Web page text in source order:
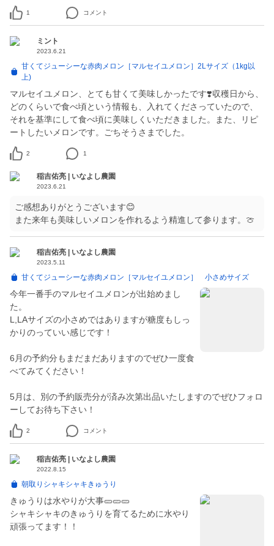
1 コメント
ミント
2023.6.21
甘くてジューシーな赤肉メロン［マルセイユメロン］2Lサイズ（1kg以
上)
マルセイユメロン、とても甘くて美味しかったです❣️収穫日から、
どのくらいで食べ頃という情報も、入れてくださっていたので、
それを基準にして食べ頃に美味しくいただきました。また、リピ
ートしたいメロンです。ごちそうさまでした。
2 1
稲吉佑亮 | いなよし農園
2023.6.21
ご感想ありがとうございます😊
また来年も美味しいメロンを作れるよう精進して参ります。🍈
稲吉佑亮 | いなよし農園
2023.5.11
甘くてジューシーな赤肉メロン［マルセイユメロン］ 小さめサイズ
今年一番手のマルセイユメロンが出始めまし
た。
L,LAサイズの小さめではありますが糖度もしっ
かりのっていい感じです！
6月の予約分もまだまだありますのでぜひ一度食
べてみてください！
5月は、別の予約販売分が済み次第出品いたしますのでぜひフォロ
ーしてお待ち下さい！
2 コメント
稲吉佑亮 | いなよし農園
2022.8.15
朝取りシャキシャキきゅうり
きゅうりは水やりが大事🥒🥒🥒
シャキシャキのきゅうりを育てるために水やり
頑張ってます！！